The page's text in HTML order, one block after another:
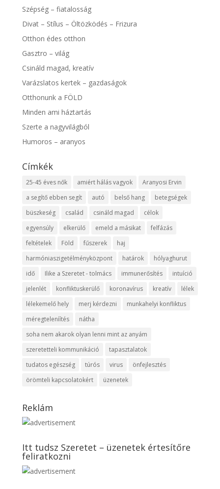
Szépség – fiatalosság
Divat – Stílus – Öltözködés – Frizura
Otthon édes otthon
Gasztro – világ
Csináld magad, kreatív
Varázslatos kertek – gazdaságok
Otthonunk a FÖLD
Minden ami háztartás
Szerte a nagyvilágból
Humoros – aranyos
Címkék
25-45 éves nők amiért hálás vagyok
Aranyosi Ervin
a segítő ebben segít
autó belső hang
betegségek
büszkeség
család csináld magad
célok
egyensúly
elkerülő emeld a másikat
felfázás
feltételek
Föld fűszerek
haj
harmóniaszigetélményközpont
határok
hólyaghurut
idő
Ilike a Szeretet - tolmács immunerősítés
intuíció
jelenlét
konfliktuskerülő koronavírus kreatív
lélek
lélekemelő hely
merj kérdezni
munkahelyi konfliktus
méregteleníítés
nátha
soha nem akarok olyan lenni mint az anyám
szeretetteli kommunikáció
tapasztalatok
tudatos egészség
túrós virus
önfejlesztés
örömteli kapcsolatokért
üzenetek
Reklám
Itt tudsz Szeretet – üzenetek értesítőre
feliratkozni